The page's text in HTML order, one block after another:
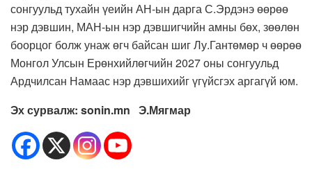
сонгуульд тухайн үеийн АН-ын дарга С.Эрдэнэ өөрөө
нэр дэвшин, МАН-ын нэр дэвшигчийн амны бөх, зөөлөн
боорцог болж унаж өгч байсан шиг Лу.Гантөмөр ч өөрөө
Монгол Улсын Ерөнхийлөгчийн 2027 оны сонгуульд
Ардчилсан Намаас нэр дэвшихийг үгүйсгэх аргагүй юм.
Эх сурвалж: sonin.mn Э.Мягмар